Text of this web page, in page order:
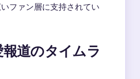
ファン層に支持されてい
道のタイムラ